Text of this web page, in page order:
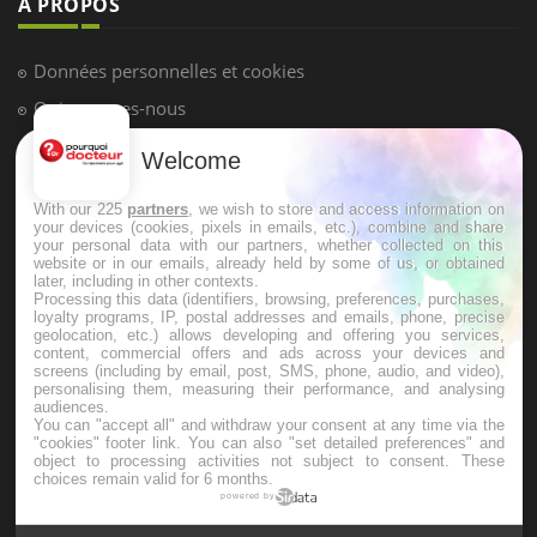
pression artérielle chute au lever
Drépanocytose : une déformation des
Maladie de Charcot (Sclérose latérale
amyotrophique)
Welcome
With our 225 partners , we wish to store and access information on
your devices (cookies, pixels in emails, etc.), combine and share
your personal data with our partners, whether collected on this
website or in our emails, already held by some of us, or obtained
later, including in other contexts.
Processing this data (identifiers, browsing, preferences, purchases,
loyalty programs, IP, postal addresses and emails, phone, precise
geolocation, etc.) allows developing and offering you services,
content, commercial offers and ads across your devices and
screens (including by email, post, SMS, phone, audio, and video),
personalising them, measuring their performance, and analysing
audiences.
You can "accept all" and withdraw your consent at any time via the
"cookies" footer link . You can also "set detailed preferences" and
object to processing activities not subject to consent. These
choices remain valid for 6 months.
powered by